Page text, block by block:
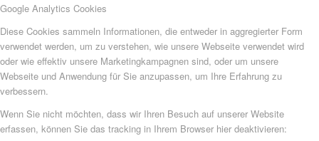
Google Analytics Cookies
Diese Cookies sammeln Informationen, die entweder in aggregierter Form
verwendet werden, um zu verstehen, wie unsere Webseite verwendet wird
oder wie effektiv unsere Marketingkampagnen sind, oder um unsere
Webseite und Anwendung für Sie anzupassen, um Ihre Erfahrung zu
verbessern.
Wenn Sie nicht möchten, dass wir Ihren Besuch auf unserer Website
erfassen, können Sie das tracking in Ihrem Browser hier deaktivieren: